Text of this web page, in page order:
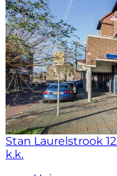
Stan Laurelstrook 12
k.k.